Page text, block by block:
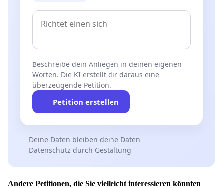
Beschreibe dein Anliegen in deinen eigenen
Worten. Die KI erstellt dir daraus eine
überzeugende Petition.
Petition erstellen
Deine Daten bleiben deine Daten
Datenschutz durch Gestaltung
Andere Petitionen, die Sie vielleicht interessieren könnten